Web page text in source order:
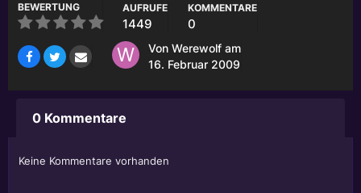
BEWERTUNG AUFRUFE
1449
KOMMENTARE
0
Von Werewolf am
16. Februar 2009
0 Kommentare
Keine Kommentare vorhanden